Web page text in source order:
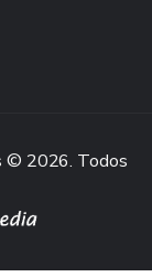
© 2026. Todos